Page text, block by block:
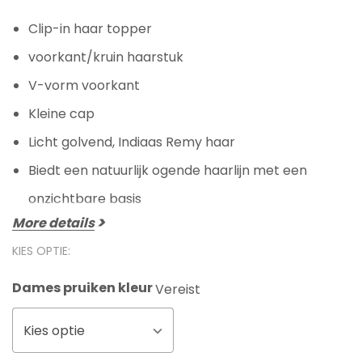
Clip-in haar topper
voorkant/kruin haarstuk
V-vorm voorkant
Kleine cap
Licht golvend, Indiaas Remy haar
Biedt een natuurlijk ogende haarlijn met een
onzichtbare basis
More details
KIES OPTIE:
Dames pruiken kleurVereist
Kies optie